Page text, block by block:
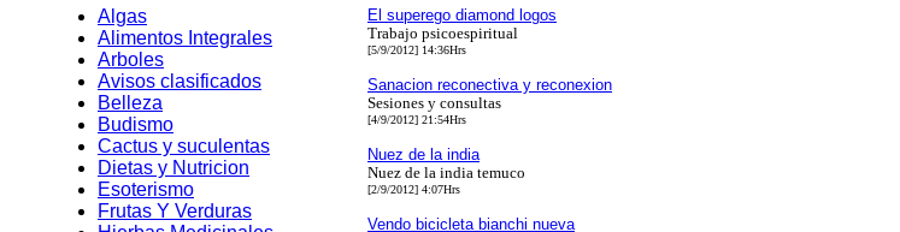
Algas
Alimentos Integrales
Arboles
Avisos clasificados
Belleza
Budismo
Cactus y suculentas
Dietas y Nutricion
Esoterismo
Frutas Y Verduras
El superego diamond logos
Trabajo psicoespiritual
[5/9/2012] 14:36Hrs
Sanacion reconectiva y reconexion
Sesiones y consultas
[4/9/2012] 21:54Hrs
Nuez de la india
Nuez de la india temuco
[2/9/2012] 4:07Hrs
Vendo bicicleta bianchi nueva